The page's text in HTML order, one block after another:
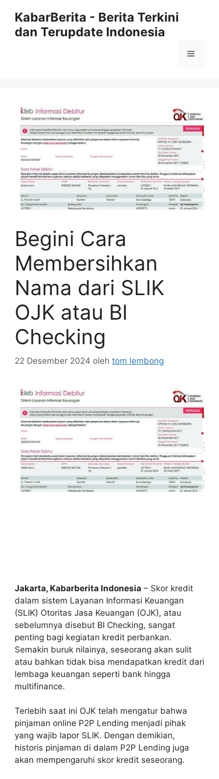
KabarBerita - Berita Terkini
dan Terupdate Indonesia
Menu
Begini Cara
Membersihkan
Nama dari SLIK
OJK atau BI
Checking
22 Desember 2024 oleh tom lembong
Jakarta, Kabarberita Indonesia – Skor kredit
dalam sistem Layanan Informasi Keuangan
(SLIK) Otoritas Jasa Keuangan (OJK), atau
sebelumnya disebut BI Checking, sangat
penting bagi kegiatan kredit perbankan.
Semakin buruk nilainya, seseorang akan sulit
atau bahkan tidak bisa mendapatkan kredit dari
lembaga keuangan seperti bank hingga
multifinance.
Terlebih saat ini OJK telah mengatur bahwa
pinjaman online P2P Lending menjadi pihak
yang wajib lapor SLIK. Dengan demikian,
historis pinjaman di dalam P2P Lending juga
akan mempengaruhi skor kredit seseorang.